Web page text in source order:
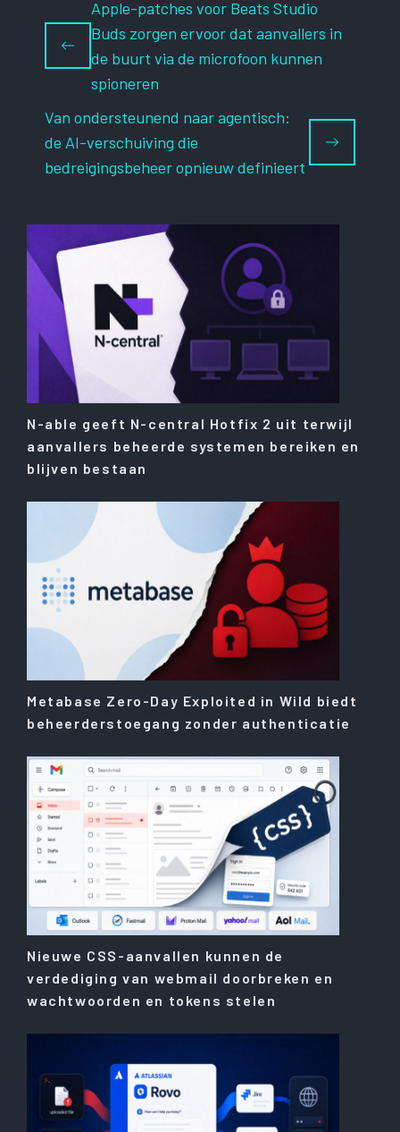
Apple-patches voor Beats Studio
Buds zorgen ervoor dat aanvallers in
de buurt via de microfoon kunnen
spioneren
Van ondersteunend naar agentisch:
de AI-verschuiving die
bedreigingsbeheer opnieuw definieert
N-able geeft N-central Hotfix 2 uit terwijl
aanvallers beheerde systemen bereiken en
blijven bestaan
Metabase Zero-Day Exploited in Wild biedt
beheerderstoegang zonder authenticatie
Nieuwe CSS-aanvallen kunnen de
verdediging van webmail doorbreken en
wachtwoorden en tokens stelen